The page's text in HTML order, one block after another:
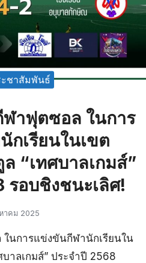
ชาสัมพันธ์
าฟุตซอล ในการ
กเรียนในเขต
“เทศบาลเกมส์”
รอบชิงชนะเลิศ!
าคม 2025
นการแข่งขันกีฬานักเรียนใน
บาลเกมส์” ประจำปี 2568